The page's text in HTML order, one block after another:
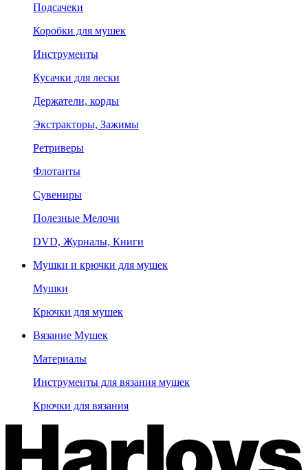
Подсачеки
Коробки для мушек
Инструменты
Кусачки для лески
Держатели, корды
Экстракторы, Зажимы
Ретриверы
Флотанты
Сувениры
Полезные Мелочи
DVD, Журналы, Книги
Мушки и крючки для мушек
Мушки
Крючки для мушек
Вязание Мушек
Материалы
Инструменты для вязания мушек
Крючки для вязания